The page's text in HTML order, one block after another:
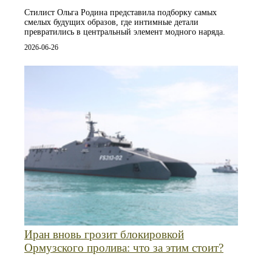
Стилист Ольга Родина представила подборку самых
смелых будущих образов, где интимные детали
превратились в центральный элемент модного наряда.
2026-06-26
Иран вновь грозит блокировкой
Ормузского пролива: что за этим стоит?